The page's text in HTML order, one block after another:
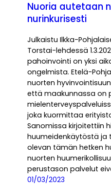
Nuoria autetaan
nurinkurisesti
Julkaistu Ilkka-
Torstai-lehdessä
pahoinvointi on yksi
ongelmista. Etelä-
nuorten
että maakunnassa on
joka kuormittaa
Sanomissa kirjoitettiin
huumeidenkäytöstä ja
olevan tämän hetken
nuorten
perustason palvelut
01/03/2023